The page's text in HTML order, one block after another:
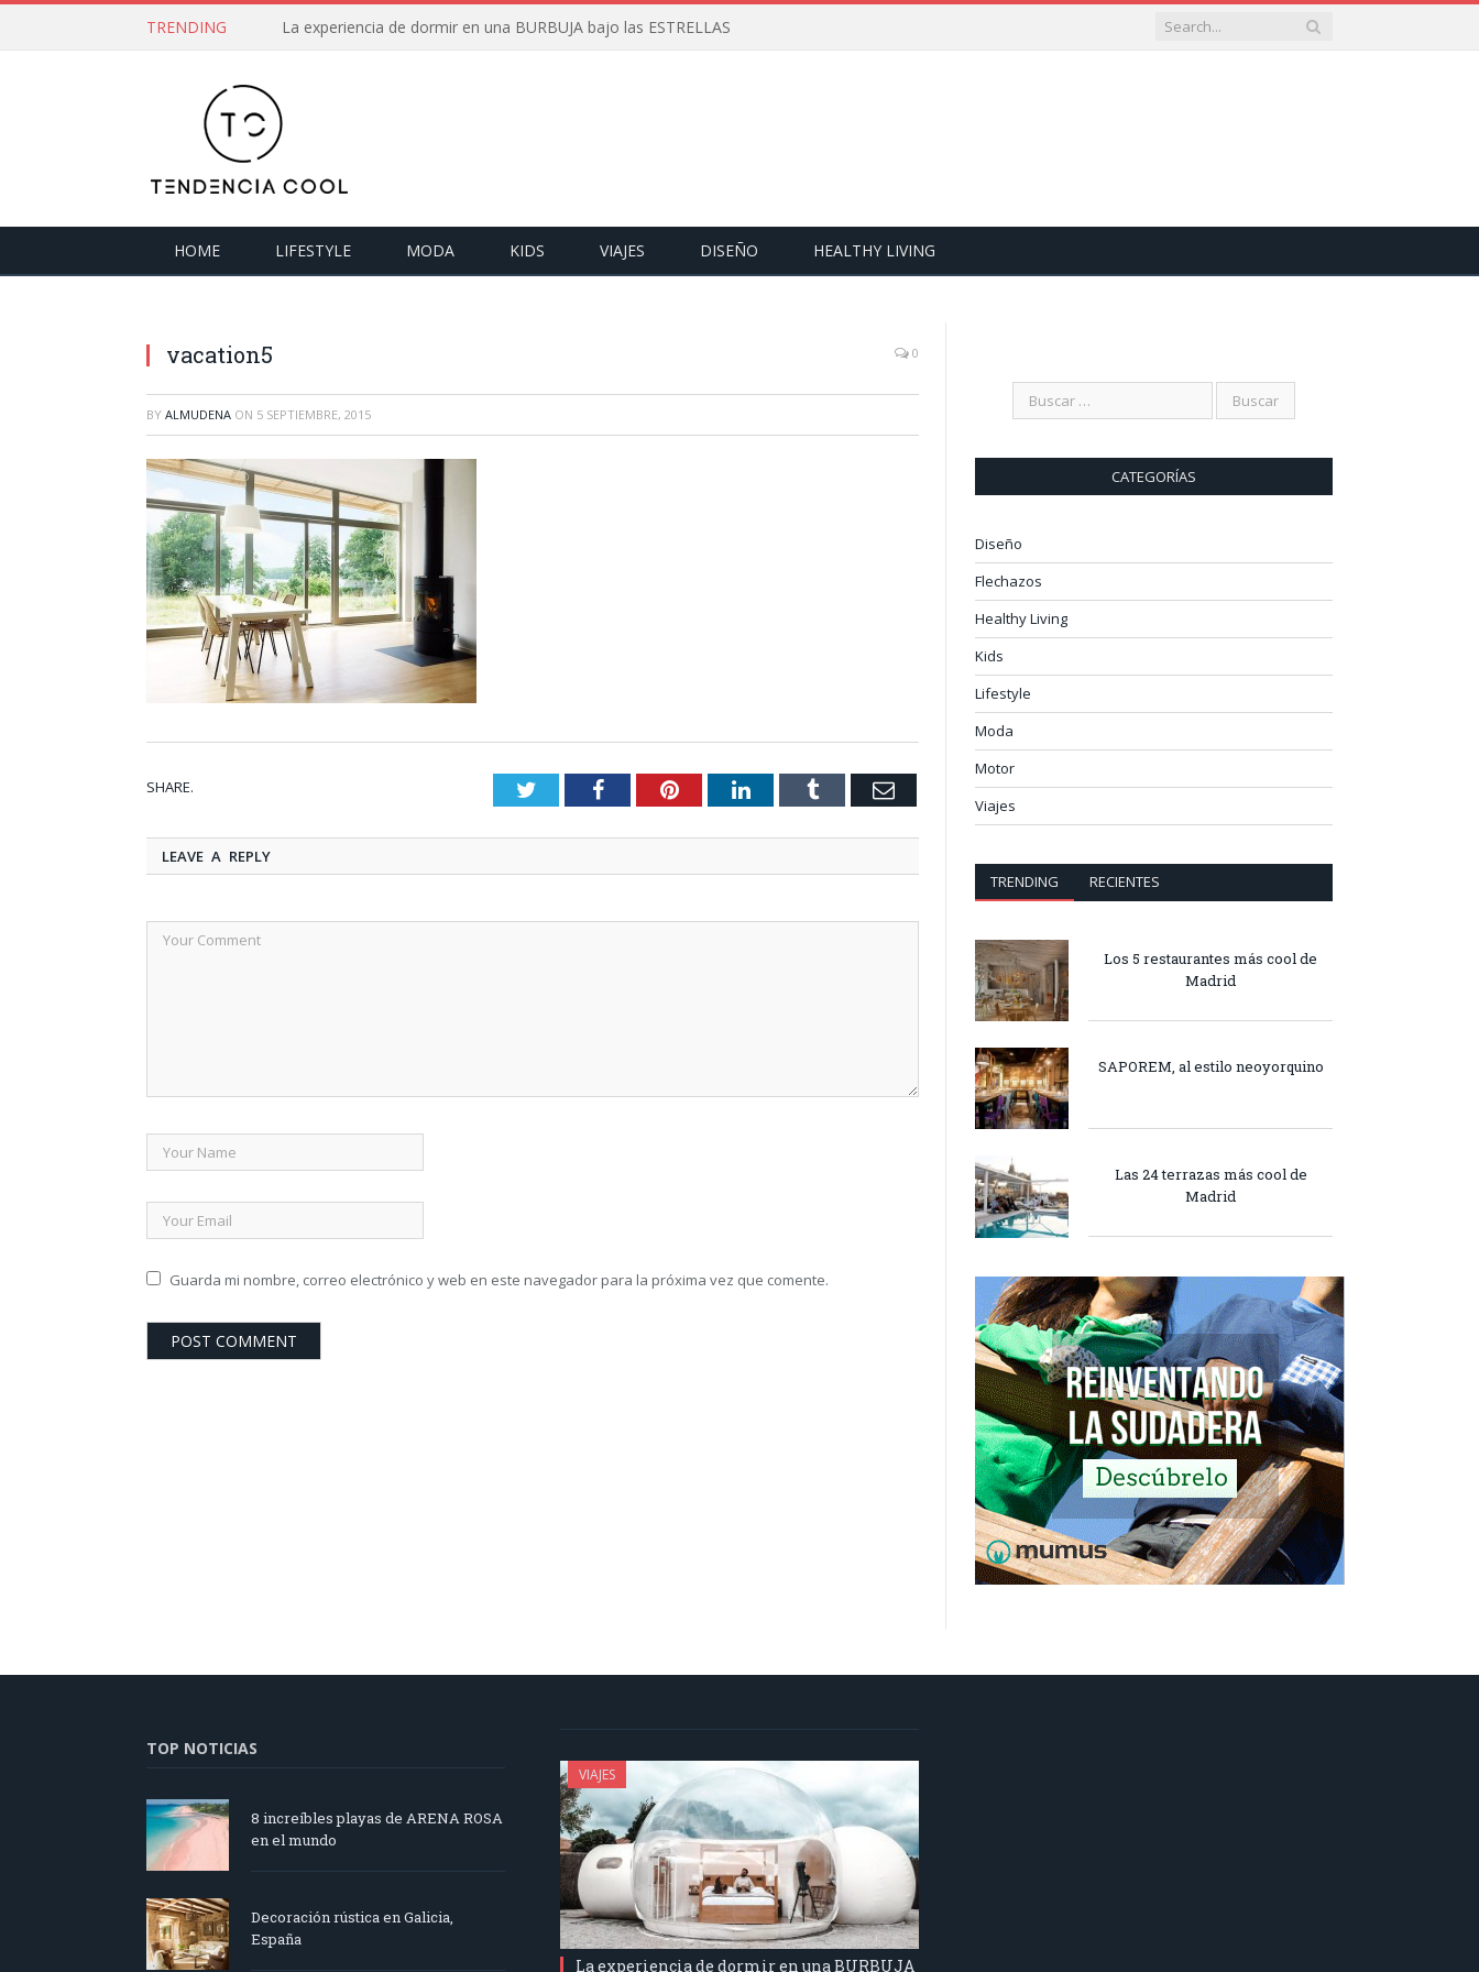
TRENDING La experiencia de dormir en una BURBUJA bajo las ESTRELLAS
HOME LIFESTYLE MODA KIDS VIAJES DISEÑO HEALTHY LIVING
vacation5 0
BY ALMUDENA ON 5 SEPTIEMBRE, 2015
SHARE. TwitterFacebookPinterestLinkedInTumblr Email
LEAVE A REPLY
Guarda mi nombre, correo electrónico y web en este navegador para la próxima vez que comente.
CATEGORÍAS
Diseño
Flechazos
Healthy Living
Kids
Lifestyle
Moda
Motor
Viajes
TRENDING RECIENTES
Los 5 restaurantes más cool de
Madrid
SAPOREM, al estilo neoyorquino
Las 24 terrazas más cool de
Madrid
TOP NOTICIAS
8 increíbles playas de ARENA ROSA
en el mundo
Decoración rústica en Galicia,
España
VIAJES
La experiencia de dormir en una BURBUJA